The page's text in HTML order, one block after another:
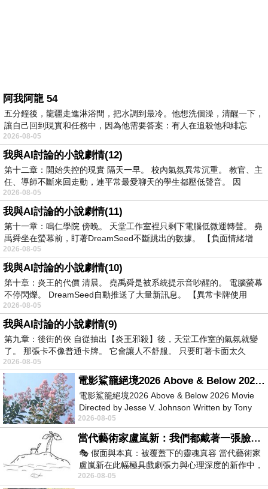
阿我阿龍 54
五分鐘後，龍疆走進淋浴間，把水調到最冷。他想洗個澡，清醒一下，
讓自己回到現實和任務中，因為他需要答案：有人在追殺他和緋忘
2026-08-05
我與AI討論的小說劇情(12)
第十二章：開始失控的現實 隔天一早。 校內氣氛異常沉重。 教官、主
任、導師不斷來回走動，連平常最愛聊天的學生都壓低聲音。 因
2026-08-05
我與AI討論的小說劇情(11)
第十一章：鳴仁學院 傍晚。 天堂工作室裡只剩下電腦低微運轉聲。 堯
禹舜坐在螢幕前，盯著DreamSeed不斷跳出的數據。 【負面情緒增
2026-08-05
我與AI討論的小說劇情(10)
第十章：炎王的代價 清晨。 堯禹舜是被系統提示音吵醒的。 電腦螢幕
不停閃爍。 DreamSeed自動推送了大量新訊息。 【異常卡牌使用
2026-08-05
我與AI討論的小說劇情(9)
第九章：後街的俠 自從抽出【炎王邪殺】後，天堂工作室的氣氛就變
了。 那張卡不像普通卡牌。 它會讓人不舒服。 只要盯著卡面太久
2026-08-05
電影鯊籠絕境2026 Above & Below 2026 Movie
電影鯊籠絕境2026 Above & Below 2026 Movie
Directed by Jesse V. Johnson Written by Tony
Giordano Starring Laura Maran
2026-08-05
當代藝術家盧嵐新：我們都戴著一張臉，可真正的自己，總藏在那些被塗抹、被覆蓋的痕跡裡
🎭 假面與本真：被覆蓋下的靈魂真容 當代藝術家
盧嵐新在此幅極具戲劇張力與心理深度的新作中，
運用質感豐富的紙材肌理、墨痕與大膽的
2026-08-05